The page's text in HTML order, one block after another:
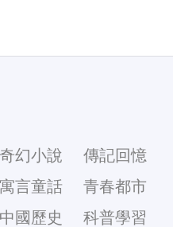
奇幻小說
傳記回憶
寓言童話
青春都市
中國歷史
科普學習